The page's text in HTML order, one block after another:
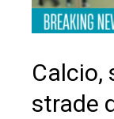
Calcio,
strade